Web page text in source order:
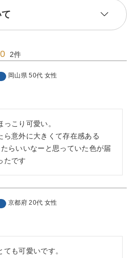
2
岡山県 50代 女性
こり可愛い。
ら意外に大きくて存在感ある
らいいなーと思っていた色が届
たです
京都府 20代 女性
も可愛いです。